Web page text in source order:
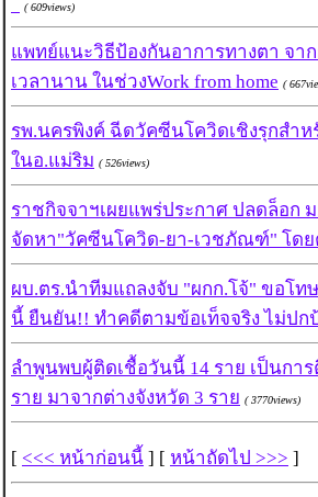
( 609views)
แพทย์แนะวิธีป้องกันอาการทางตา จา
เวลานาน ในช่วงWork from home (
รพ.นครพิงค์ ฉีดวัคซีนโควิดเชิงรุกสำห
ในอ.แม่ริม ( 526views)
ราชกิจจาฯเผยแพร่ประกาศ ปลดล็อก
จัดหา"วัคซีนโควิด-ยา-เวชภัณฑ์" โดย
ผบ.ตร.นำทีมแถลงจับ "ผกก.โจ้" ขอโท
นี้ ยืนยัน!! ทำคดีตามข้อเท็จจริง ไม่ปก
ลำพูนพบผู้ติดเชื้อวันนี้ 14 ราย เป็นกา
ราย มาจากต่างจังหวัด 3 ราย ( 3770views)
[ <<< หน้าก่อนนี้ ] [ หน้าถัดไป >>> ]